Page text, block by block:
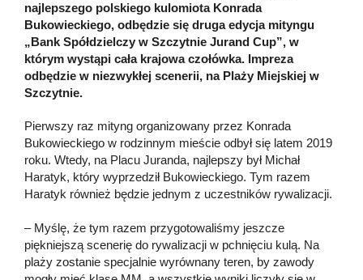
najlepszego polskiego kulomiota Konrada
Bukowieckiego, odbędzie się druga edycja mityngu
„Bank Spółdzielczy w Szczytnie Jurand Cup”, w
którym wystąpi cała krajowa czołówka. Impreza
odbędzie w niezwykłej scenerii, na Plaży Miejskiej w
Szczytnie.
Pierwszy raz mityng organizowany przez Konrada
Bukowieckiego w rodzinnym mieście odbył się latem 2019
roku. Wtedy, na Placu Juranda, najlepszy był Michał
Haratyk, który wyprzedził Bukowieckiego. Tym razem
Haratyk również będzie jednym z uczestników rywalizacji.
– Myślę, że tym razem przygotowaliśmy jeszcze
piękniejszą scenerię do rywalizacji w pchnięciu kulą. Na
plaży zostanie specjalnie wyrównany teren, by zawody